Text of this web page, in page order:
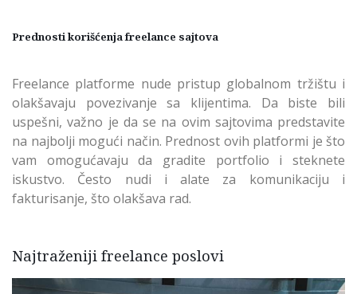
Prednosti korišćenja freelance sajtova
Freelance platforme nude pristup globalnom tržištu i
olakšavaju povezivanje sa klijentima. Da biste bili
uspešni, važno je da se na ovim sajtovima predstavite
na najbolji mogući način. Prednost ovih platformi je što
vam omogućavaju da gradite portfolio i steknete
iskustvo. Često nudi i alate za komunikaciju i
fakturisanje, što olakšava rad.
Najtraženiji freelance poslovi